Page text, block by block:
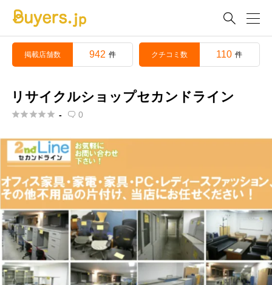

掲載店舗数 942 件 クチコミ数 110 件
リサイクルショップセカンドライン
 -  0